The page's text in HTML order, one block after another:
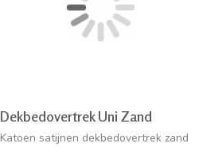
Dekbedovertrek Uni Zand
Katoen satijnen dekbedovertrek zand